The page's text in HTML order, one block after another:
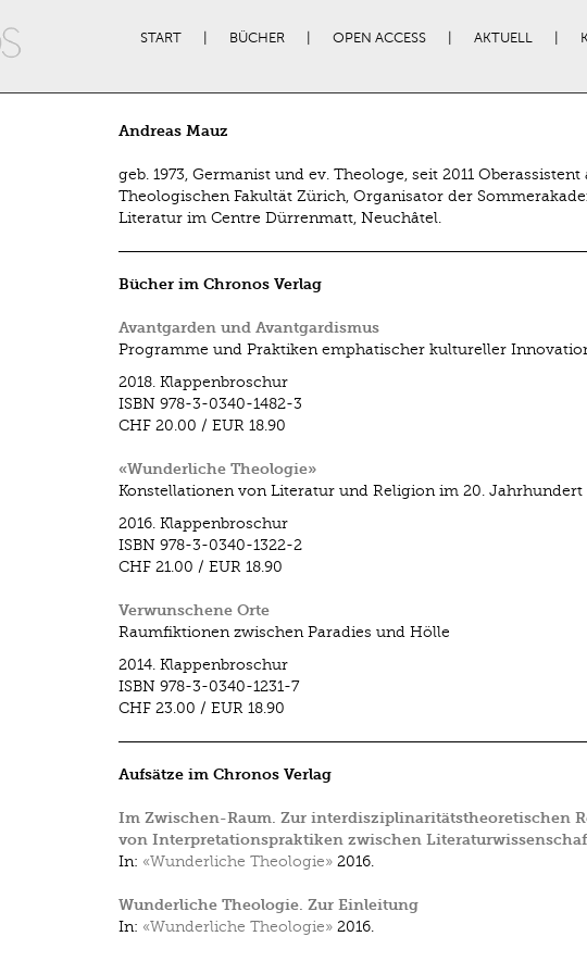
START BÜCHER OPEN ACCESS AKTUELL
Andreas Mauz
geb. 1973, Germanist und ev. Theologe, seit 2011 Oberassistent
Theologischen Fakultät Zürich, Organisator der
Literatur im Centre Dürrenmatt, Neuchâtel.
Bücher im Chronos Verlag
Avantgarden und Avantgardismus
Programme und Praktiken emphatischer kultureller
2018. Klappenbroschur
ISBN 978-3-0340-1482-3
CHF 20.00 / EUR 18.90
«Wunderliche Theologie»
Konstellationen von Literatur und Religion im 20. Jahrhundert
2016. Klappenbroschur
ISBN 978-3-0340-1322-2
CHF 21.00 / EUR 18.90
Verwunschene Orte
Raumfiktionen zwischen Paradies und Hölle
2014. Klappenbroschur
ISBN 978-3-0340-1231-7
CHF 23.00 / EUR 18.90
Aufsätze im Chronos Verlag
Im Zwischen-Raum. Zur interdisziplinaritätstheoretischen
von Interpretationspraktiken zwischen
In: «Wunderliche Theologie» 2016.
Wunderliche Theologie. Zur Einleitung
In: «Wunderliche Theologie» 2016.